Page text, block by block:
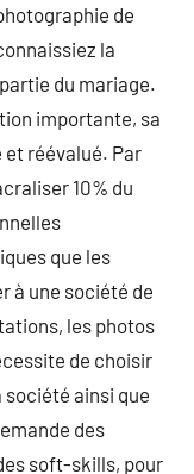
de
la
du mariage.
importante, sa
et réévalué. Par
10% du
que les
à une société de
les photos
de choisir
société ainsi que
des
soft-skills, pour